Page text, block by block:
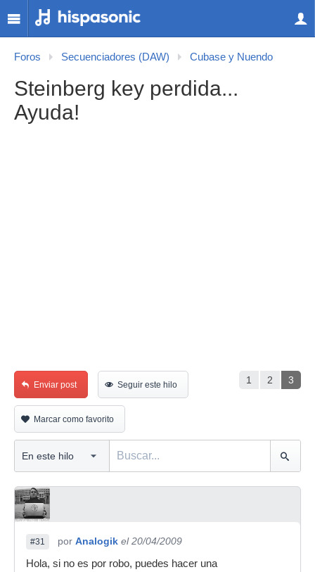
Foros Secuenciadores (DAW) Cubase y Nuendo
Steinberg key perdida...
Ayuda!
1 2 3
Enviar post Seguir este hilo
Marcar como favorito
#31 por Analogik el 20/04/2009
Hola, si no es por robo, puedes hacer una